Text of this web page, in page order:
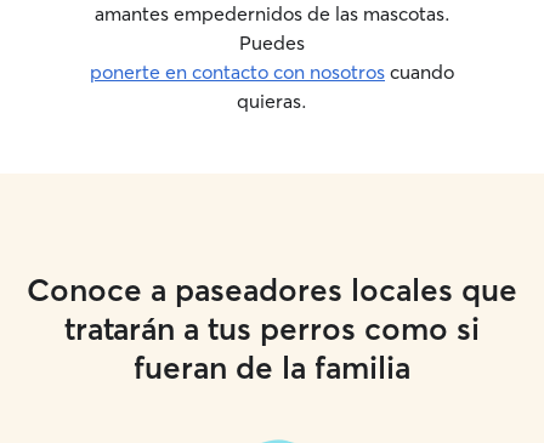
amantes empedernidos de las mascotas.
Puedes
ponerte en contacto con nosotros cuando
quieras.
Conoce a paseadores locales que
tratarán a tus perros como si
fueran de la familia